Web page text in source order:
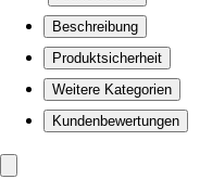
Beschreibung
Produktsicherheit
Weitere Kategorien
Kundenbewertungen